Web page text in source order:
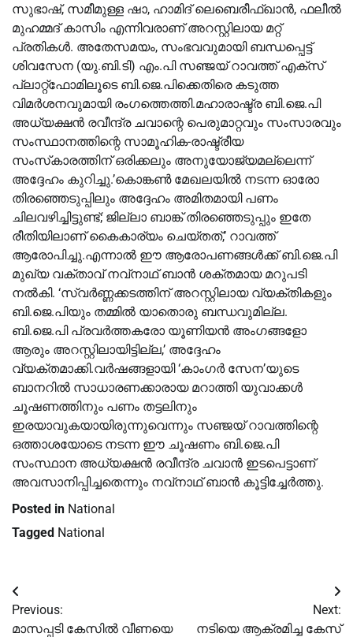
സുഭാഷ്, സമീമുള്ള ഷാ, ഹാമിദ് ലെബെരീഫ്ഖാന്‍, ഫലീല്‍
മുഹമ്മദ് കാസിം എന്നിവരാണ് അറസ്റ്റിലായ മറ്റ്
പ്രതികള്‍. അതേസമയം, സംഭവവുമായി ബന്ധപ്പെട്ട്
ശിവസേന (യു.ബി.ടി) എം.പി സഞ്ജയ് റാവത്ത് എക്‌സ്
പ്ലാറ്റ്ഫോമിലൂടെ ബി.ജെ.പിക്കെതിരെ കടുത്ത
വിമര്‍ശനവുമായി രംഗത്തെത്തി.മഹാരാഷ്ട്ര ബി.ജെ.പി
അധ്യക്ഷന്‍ രവീന്ദ്ര ചവാന്റെ പെരുമാറ്റവും സംസാരവും
സംസ്ഥാനത്തിന്റെ സാമൂഹിക-രാഷ്ട്രീയ
സംസ്‌കാരത്തിന് ഒരിക്കലും അനുയോജ്യമല്ലെന്ന്
അദ്ദേഹം കുറിച്ചു.’കൊങ്കണ്‍ മേഖലയില്‍ നടന്ന ഓരോ
തിരഞ്ഞെടുപ്പിലും അദ്ദേഹം അമിതമായി പണം
ചിലവഴിച്ചിട്ടുണ്ട്; ജില്ലാ ബാങ്ക് തിരഞ്ഞെടുപ്പും ഇതേ
രീതിയിലാണ് കൈകാര്യം ചെയ്തത്,’ റാവത്ത്
ആരോപിച്ചു.എന്നാല്‍ ഈ ആരോപണങ്ങള്‍ക്ക് ബി.ജെ.പി
മുഖ്യ വക്താവ് നവ്‌നാഥ് ബാന്‍ ശക്തമായ മറുപടി
നല്‍കി. ‘സ്വര്‍ണ്ണക്കടത്തിന് അറസ്റ്റിലായ വ്യക്തികളും
ബി.ജെ.പിയും തമ്മില്‍ യാതൊരു ബന്ധവുമില്ല.
ബി.ജെ.പി പ്രവര്‍ത്തകരോ യൂണിയന്‍ അംഗങ്ങളോ
ആരും അറസ്റ്റിലായിട്ടില്ല,’ അദ്ദേഹം
വ്യക്തമാക്കി.വര്‍ഷങ്ങളായി ‘കാംഗര്‍ സേന’യുടെ
ബാനറില്‍ സാധാരണക്കാരായ മറാത്തി യുവാക്കള്‍
ചൂഷണത്തിനും പണം തട്ടലിനും
ഇരയാവുകയായിരുന്നുവെന്നും സഞ്ജയ് റാവത്തിന്റെ
ഒത്താശയോടെ നടന്ന ഈ ചൂഷണം ബി.ജെ.പി
സംസ്ഥാന അധ്യക്ഷന്‍ രവീന്ദ്ര ചവാന്‍ ഇടപെട്ടാണ്
അവസാനിപ്പിച്ചതെന്നും നവ്‌നാഥ് ബാന്‍ കൂട്ടിച്ചേര്‍ത്തു.
Posted in National
Tagged National
Post
navigation
Previous:
മാസപ്പടി കേസില്‍ വീണയെ
Next:
നടിയെ ആക്രമിച്ച കേസ്